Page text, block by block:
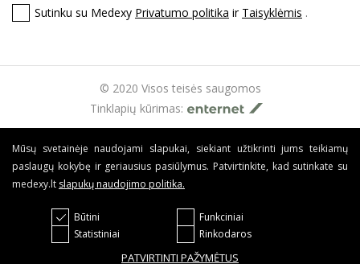
Sutinku su Medexy Privatumo politika ir Taisyklėmis .
© 2020 Visos teisės saugomos
Tinklapių kūrimas:
Mūsų svetainėje naudojami slapukai, siekiant užtikrinti jums teikiamų
paslaugų kokybę ir geriausius pasiūlymus. Patvirtinkite, kad sutinkate su
medexy.lt slapukų naudojimo politika.
Būtini
Funkciniai
Statistiniai
Rinkodaros
PATVIRTINTI PAŽYMĖTUS